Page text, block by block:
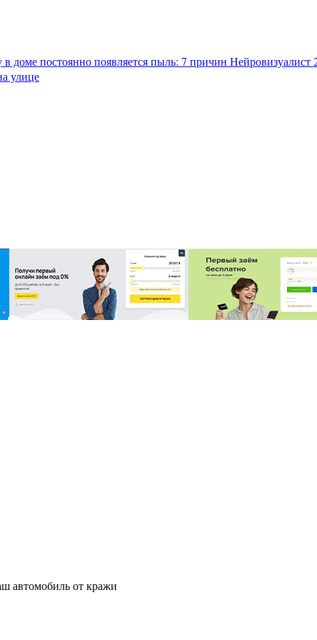
доме постоянно появляется пыль: 7 причин Нейровизуалист
улице
автомобиль от кражи